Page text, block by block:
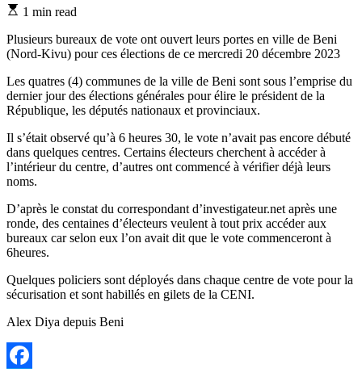
Estimated
time
1 min read
Plusieurs bureaux de vote ont ouvert leurs portes en ville de Beni
(Nord-Kivu) pour ces élections de ce mercredi 20 décembre 2023
Les quatres (4) communes de la ville de Beni sont sous l’emprise du
dernier jour des élections générales pour élire le président de la
République, les députés nationaux et provinciaux.
Il s’était observé qu’à 6 heures 30, le vote n’avait pas encore débuté
dans quelques centres. Certains électeurs cherchent à accéder à
l’intérieur du centre, d’autres ont commencé à vérifier déjà leurs
noms.
D’après le constat du correspondant d’investigateur.net après une
ronde, des centaines d’électeurs veulent à tout prix accéder aux
bureaux car selon eux l’on avait dit que le vote commenceront à
6heures.
Quelques policiers sont déployés dans chaque centre de vote pour la
sécurisation et sont habillés en gilets de la CENI.
Alex Diya depuis Beni